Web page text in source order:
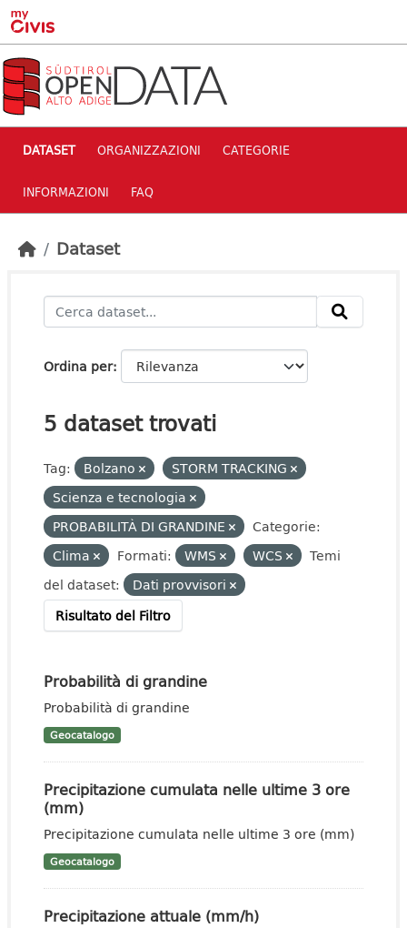
Skip to main content
DATASET ORGANIZZAZIONI CATEGORIE
INFORMAZIONI FAQ
Dataset
Ordina per
5 dataset trovati
Tag: Bolzano
STORM TRACKING
Scienza e tecnologia
PROBABILITÀ DI GRANDINE
Categorie:
Clima
Formati: WMS WCS
Temi
del dataset:
Dati provvisori
Risultato del Filtro
Probabilità di grandine
Probabilità di grandine
Geocatalogo
Precipitazione cumulata nelle ultime 3 ore
(mm)
Precipitazione cumulata nelle ultime 3 ore (mm)
Geocatalogo
Precipitazione attuale (mm/h)